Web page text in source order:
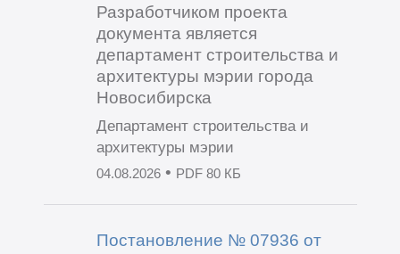
Разработчиком проекта
документа является
департамент строительства и
архитектуры мэрии города
Новосибирска
Департамент строительства и
архитектуры мэрии
04.08.2026• PDF 80 КБ
Постановление № 07936 от